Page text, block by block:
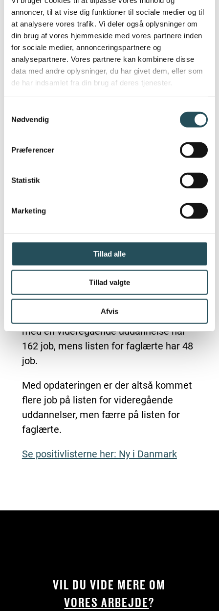
annoncer, til at vise dig funktioner til sociale medier og til
at analysere vores trafik. Vi deler også oplysninger om
din brug af vores hjemmeside med vores partnere inden
for sociale medier, annonceringspartnere og
analysepartnere. Vores partnere kan kombinere disse
data med andre oplysninger, du har givet dem, eller som
de har indsamlet fra din brug af deres tjenester.
Nødvendig
Præferencer
Statistik
Marketing
Tillad alle
Tillad valgte
Afvis
International Rekruttering og Integration
(SIRI), skal de som udgangspunkt betale
et gebyr.
I 2025 bliver gebyrerne lavere. Fra 1.
januar 2025 skal man betale 6.055 kr.
for en ansøgning om opholdstilladelse
ansøgninger om opholdstilladelse for
familiemedlemmer bliver 2.380 kr. pr.
person.
Opdaterede positivlister
mangler faglært eller højt kvalificeret
arbejdskraft i Danmark. Udlændinge, der
får tilbudt et job på en af disse lister,
kan søge opholds- og arbejdstilladelse.
Ved årsskiftet har SIRI opdateret
positivlisterne, som nu gælder fra 1.
januar 2025. Den nye liste for personer
med en videregående uddannelse har
162 job, mens listen for faglærte har 48
job.
Med opdateringen er der altså kommet
flere job på listen for videregående
uddannelser, men færre på listen for
faglærte.
Se positivlisterne her: Ny i Danmark
VIL DU VIDE MERE OM
VORES ARBEJDE?